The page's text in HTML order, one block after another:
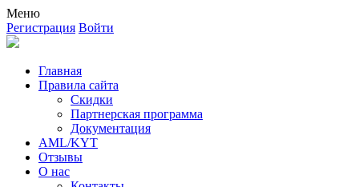
Меню
Регистрация Войти
Главная
Правила сайта
Скидки
Партнерская программа
Документация
AML/KYT
Отзывы
О нас